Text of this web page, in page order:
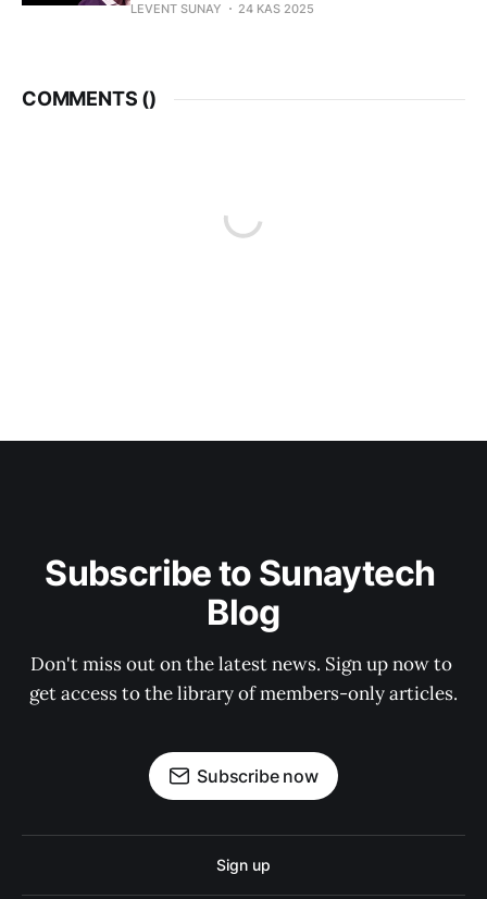
LEVENT SUNAY 24 KAS 2025
COMMENTS ()
Subscribe to Sunaytech
Blog
Don't miss out on the latest news. Sign up now to
get access to the library of members-only articles.
Subscribe now
Sign up